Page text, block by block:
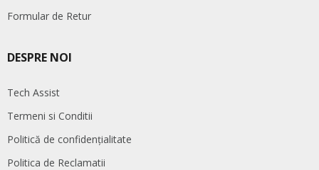
Formular de Retur
DESPRE NOI
Tech Assist
Termeni si Conditii
Politică de confidențialitate
Politica de Reclamatii